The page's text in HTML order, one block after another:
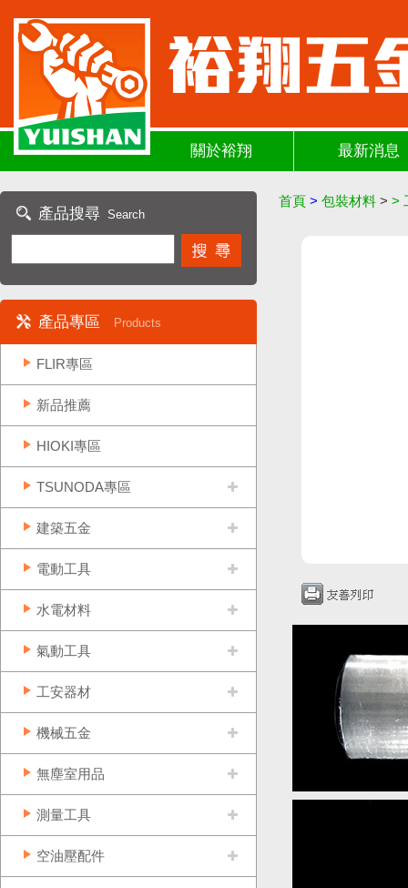
關於裕翔 最新消息
產品搜尋 Search
產品專區 Products
FLIR專區
新品推薦
HIOKI專區
TSUNODA專區
建築五金
電動工具
水電材料
氣動工具
工安器材
機械五金
無塵室用品
測量工具
空油壓配件
首頁 > 包裝材料 > >